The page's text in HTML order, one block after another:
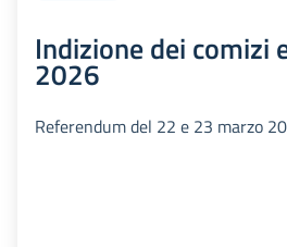
Indizione dei comizi
2026
Referendum del 22 e 23 marzo